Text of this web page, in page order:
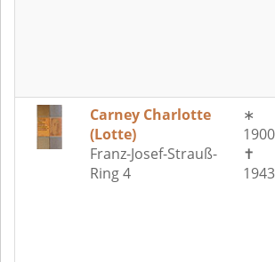
Carney Charlotte
(Lotte)
Franz-Josef-Strauß-
Ring 4
∗
1900
✝
1943